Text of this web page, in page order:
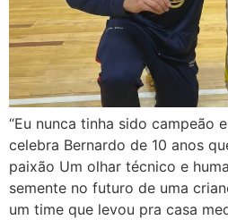
“Eu nunca tinha sido campeão
celebra Bernardo de 10 anos
paixão Um olhar técnico e
semente no futuro de uma
um time que levou pra casa